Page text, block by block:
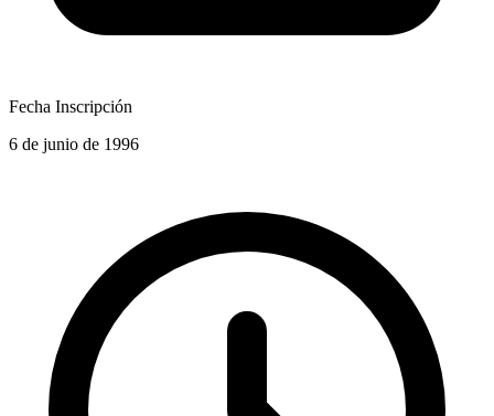
Fecha Inscripción
6 de junio de 1996